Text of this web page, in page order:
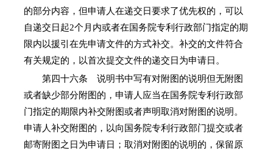
的部分内容，但申请人在递交日要求了优先权的，可以
自递交日起2个月内或者在国务院专利行政部门指定的期
限内以援引在先申请文件的方式补交。补交的文件符合
有关规定的，以首次提交文件的递交日为申请日。
第四十六条 说明书中写有对附图的说明但无附图
或者缺少部分附图的，申请人应当在国务院专利行政部
门指定的期限内补交附图或者声明取消对附图的说明。
申请人补交附图的，以向国务院专利行政部门提交或者
邮寄附图之日为申请日；取消对附图的说明的，保留原